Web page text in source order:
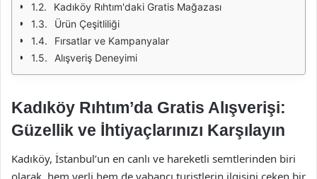
Kadıköy Rıhtım'daki Gratis Mağazası
Ürün Çeşitliliği
Fırsatlar ve Kampanyalar
Alışveriş Deneyimi
Kadıköy Rıhtım’da Gratis Alışverişi:
Güzellik ve İhtiyaçlarınızı Karşılayın
Kadıköy, İstanbul’un en canlı ve hareketli semtlerinden biri
olarak, hem yerli hem de yabancı turistlerin ilgisini çeken bir